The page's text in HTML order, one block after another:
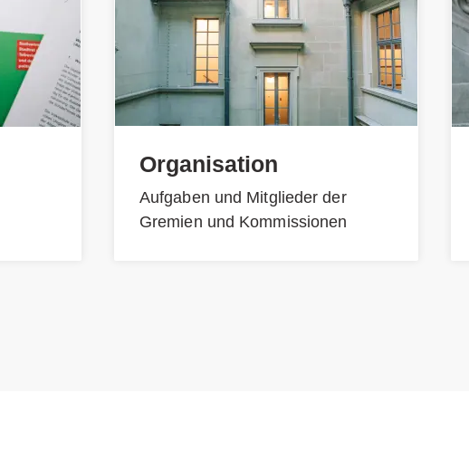
Organisation
Aufgaben und Mitglieder der
Gremien und Kommissionen